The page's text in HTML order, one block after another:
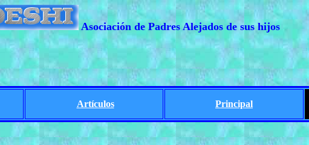
Asociación de Padres Alejados de sus hijos
Artículos Principal